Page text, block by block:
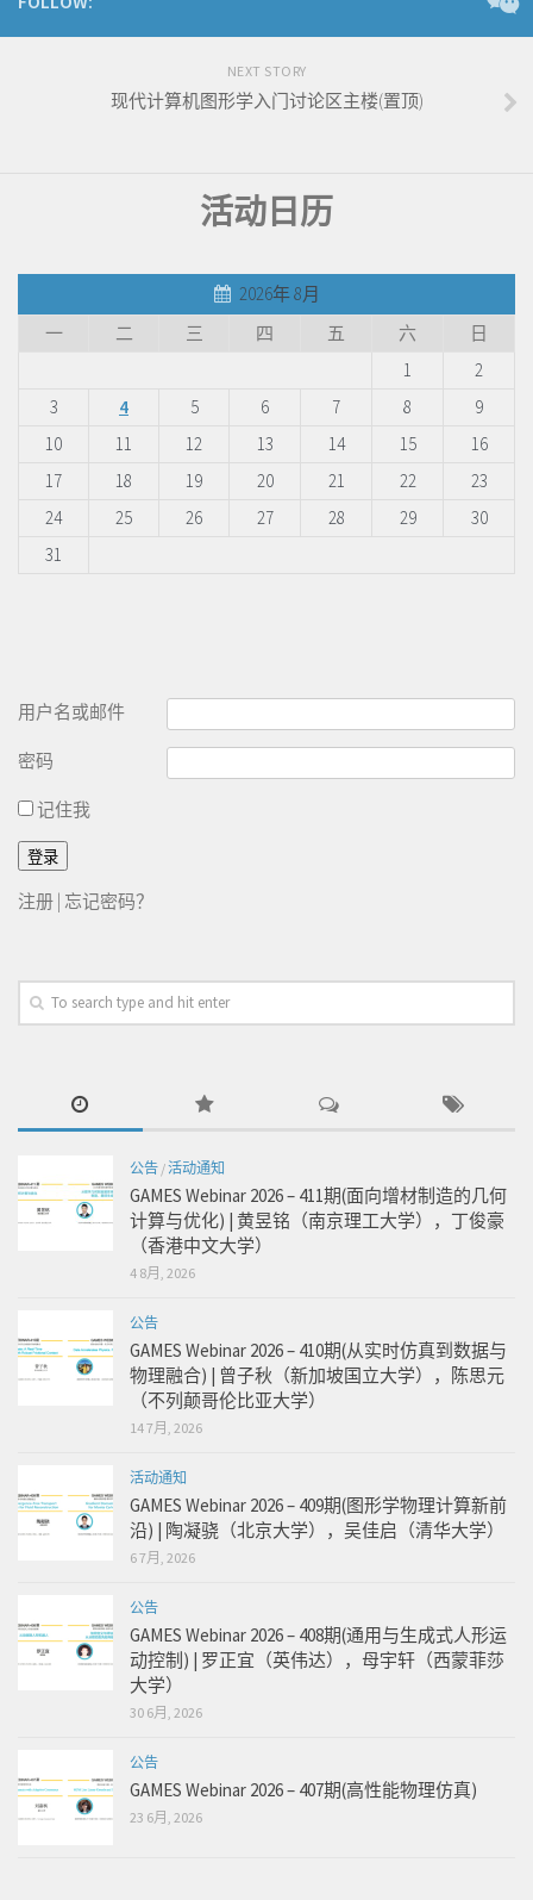
NEXT STORY
现代计算机图形学入门讨论区主楼(置顶)
活动日历
2026年 8月
一
二 三 四 五 六
日
1
2
3
4 5 6 7 8
9
10
11 12 13 14 15
16
17
18 19 20 21 22
23
24
25 26 27 28 29
30
31
用户名或邮件
密码
记住我
注册 | 忘记密码？
公告 /活动通知
GAMES Webinar 2026 – 411期(面向增材制造的几何
计算与优化) | 黄昱铭（南京理工大学），丁俊豪
（香港中文大学）
4 8月, 2026
公告
GAMES Webinar 2026 – 410期(从实时仿真到数据与
物理融合) | 曾子秋（新加坡国立大学），陈思元
（不列颠哥伦比亚大学）
14 7月, 2026
活动通知
GAMES Webinar 2026 – 409期(图形学物理计算新前
沿) | 陶凝骁（北京大学），吴佳启（清华大学）
6 7月, 2026
公告
GAMES Webinar 2026 – 408期(通用与生成式人形运
动控制) | 罗正宜（英伟达），母宇轩（西蒙菲莎
大学）
30 6月, 2026
公告
GAMES Webinar 2026 – 407期(高性能物理仿真)
23 6月, 2026